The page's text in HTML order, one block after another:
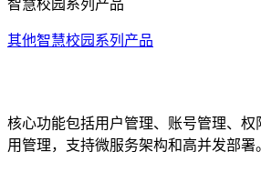
智慧校园系列产品
其他智慧校园系列产品
核心功能包括用户管理、账号管理、权
用管理，支持微服务架构和高并发部署